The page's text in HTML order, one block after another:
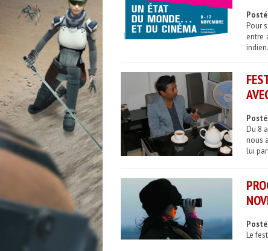
Pour
entre
indien.
Du 8
nous
lui
Le